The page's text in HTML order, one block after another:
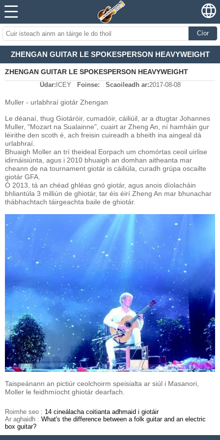
Cíor
ZHENGAN GUITAR LE SPOKESPERSON HEAVYWEIGHT
ZHENGAN GUITAR LE SPOKESPERSON HEAVYWEIGHT
Údar: ICEY Foinse: Scaoileadh ar:2017-08-08
Muller - urlabhraí giotár Zhengan
Le déanaí, thug Giotáróir, cumadóir, cáiliúil, ar a dtugtar Johannes
Muller, "Mozart na Sualainne", cuairt ar Zheng An, ní hamháin gur
léirithe den scoth é, ach freisin cuireadh a bheith ina aingeal dá
urlabhraí.
Bhuaigh Moller an trí theideal Eorpach um chomórtas ceoil uirlise
idirnáisiúnta, agus i 2010 bhuaigh an domhan aitheanta mar
cheann de na tournament giotár is cáiliúla, curadh grúpa oscailte
giotár GFA.
Ó 2013, tá an chéad ghléas gnó giotár, agus anois díolacháin
bhliantúla 3 milliún de ghiotár, tar éis éirí Zheng An mar bhunachar
thábhachtach táirgeachta baile de ghiotár.
Taispeánann an pictiúr ceolchoirm speisialta ar siúl i Masanori,
Moller le feidhmíocht ghiotár dearfach.
Roimhe seo : 14 cineálacha coitianta adhmaid i giotáir
Ar aghaidh : What's the difference between a folk guitar and an electric
box guitar?